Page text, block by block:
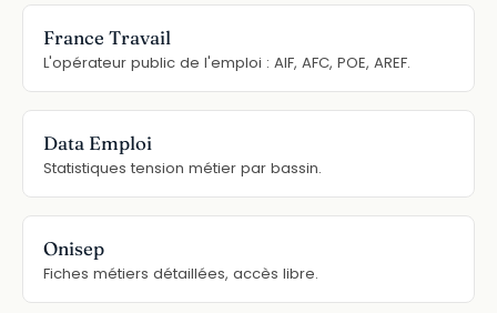
France Travail
L'opérateur public de l'emploi : AIF, AFC, POE, AREF.
Data Emploi
Statistiques tension métier par bassin.
Onisep
Fiches métiers détaillées, accès libre.